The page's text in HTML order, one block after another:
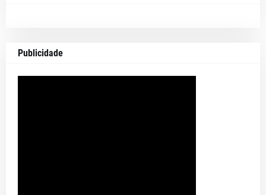
Publicidade